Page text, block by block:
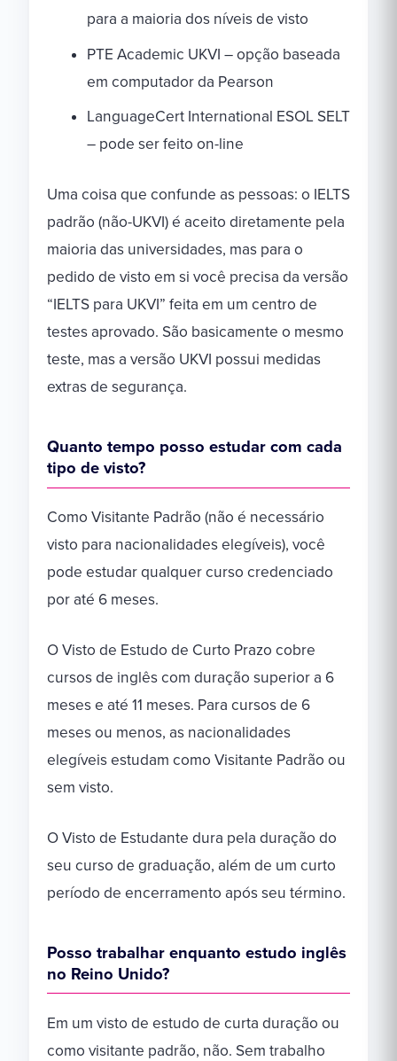
para a maioria dos níveis de visto
PTE Academic UKVI – opção baseada
em computador da Pearson
LanguageCert International ESOL SELT
– pode ser feito on-line
Uma coisa que confunde as pessoas: o IELTS
padrão (não-UKVI) é aceito diretamente pela
maioria das universidades, mas para o
pedido de visto em si você precisa da versão
“IELTS para UKVI” feita em um centro de
testes aprovado. São basicamente o mesmo
teste, mas a versão UKVI possui medidas
extras de segurança.
Quanto tempo posso estudar com cada
tipo de visto?
Como Visitante Padrão (não é necessário
visto para nacionalidades elegíveis), você
pode estudar qualquer curso credenciado
por até 6 meses.
O Visto de Estudo de Curto Prazo cobre
cursos de inglês com duração superior a 6
meses e até 11 meses. Para cursos de 6
meses ou menos, as nacionalidades
elegíveis estudam como Visitante Padrão ou
sem visto.
O Visto de Estudante dura pela duração do
seu curso de graduação, além de um curto
período de encerramento após seu término.
Posso trabalhar enquanto estudo inglês
no Reino Unido?
Em um visto de estudo de curta duração ou
como visitante padrão, não. Sem trabalho